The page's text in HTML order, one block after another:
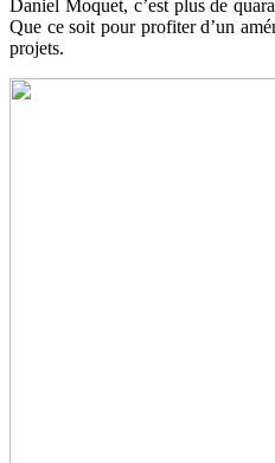
Daniel Moquet, c’est plus de
Que ce soit pour profiter d’un
projets.